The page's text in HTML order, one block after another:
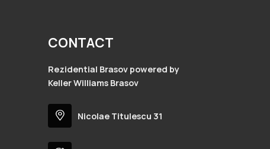
CONTACT
Rezidential Brasov powered by
Keller Williams Brasov
Nicolae Titulescu 31